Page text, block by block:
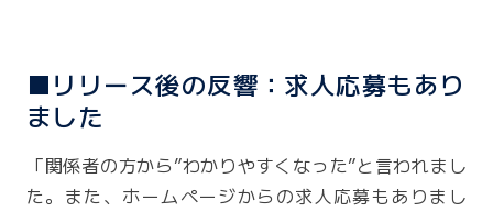
■リリース後の反響：求人応募もあり
ました
「関係者の方から”わかりやすくなった”と言われまし
た。また、ホームページからの求人応募もありまし